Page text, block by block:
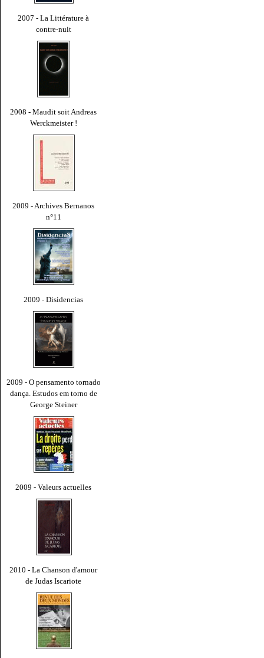
2007 - La Littérature à
contre-nuit
2008 - Maudit soit Andreas
Werckmeister !
2009 - Archives Bernanos
n°11
2009 - Disidencias
2009 - O pensamento tornado
dança. Estudos em torno de
George Steiner
2009 - Valeurs actuelles
2010 - La Chanson d'amour
de Judas Iscariote